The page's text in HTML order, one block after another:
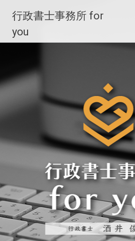
ン
キ
行政書士事務所 for
you